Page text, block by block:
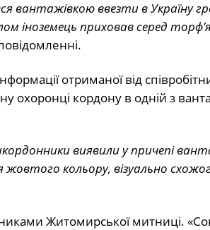
вантажівкою ввезти в Україну
іноземець приховав серед
отриманої від
охоронці кордону в одній з
виявили у причепі
жовтого кольору, візуально
Житомирської митниці.